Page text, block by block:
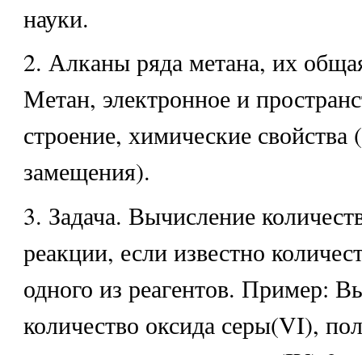
науки.
2. Алканы ряда метана, их
Метан, электронное и
строение, химические свойства
замещения).
3. Задача. Вычисление
реакции, если известно
одного из реагентов. Пример:
количество оксида серы(VI),